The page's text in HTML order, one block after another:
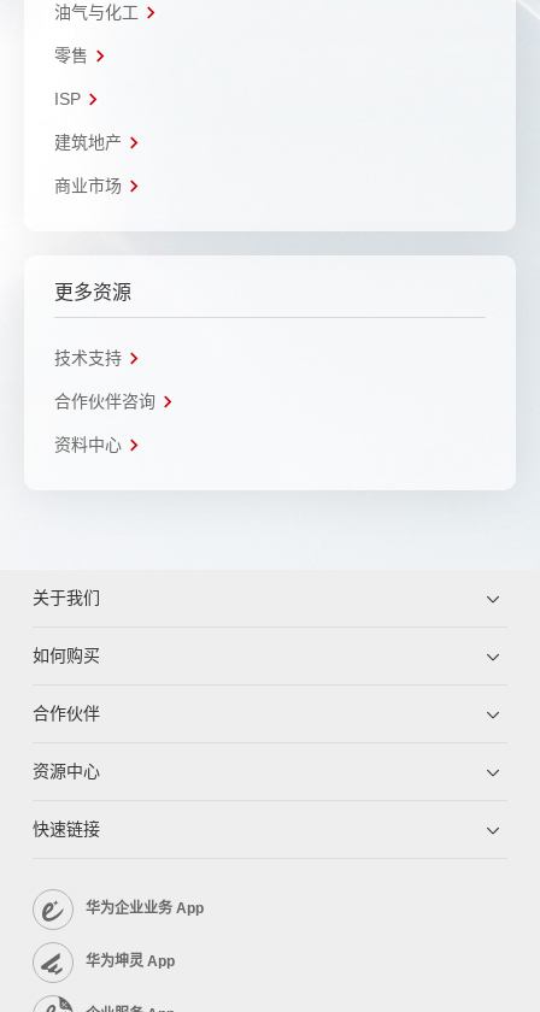
油气与化工
零售
ISP
建筑地产
商业市场
更多资源
技术支持
合作伙伴咨询
资料中心
关于我们
如何购买
合作伙伴
资源中心
快速链接
华为企业业务 App
华为坤灵 App